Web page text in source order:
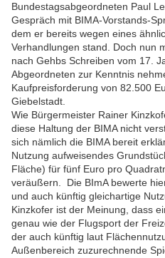
Bundestagsabgeordneten Paul
Gespräch mit BIMA-Vorstands-
dem er bereits wegen eines
Verhandlungen stand. Doch nun
nach Gehbs Schreiben vom 17.
Abgeordneten zur Kenntnis
Kaufpreisforderung von 82.500
Giebelstadt.
Wie Bürgermeister Rainer
diese Haltung der BIMA nicht
sich nämlich die BIMA bereit
Nutzung aufweisendes
Fläche) für fünf Euro pro
veräußern. Die BImA bewerte
und auch künftig gleichartige
Kinzkofer ist der Meinung, dass
genau wie der Flugsport der
der auch künftig laut
Außenbereich zuzurechnende